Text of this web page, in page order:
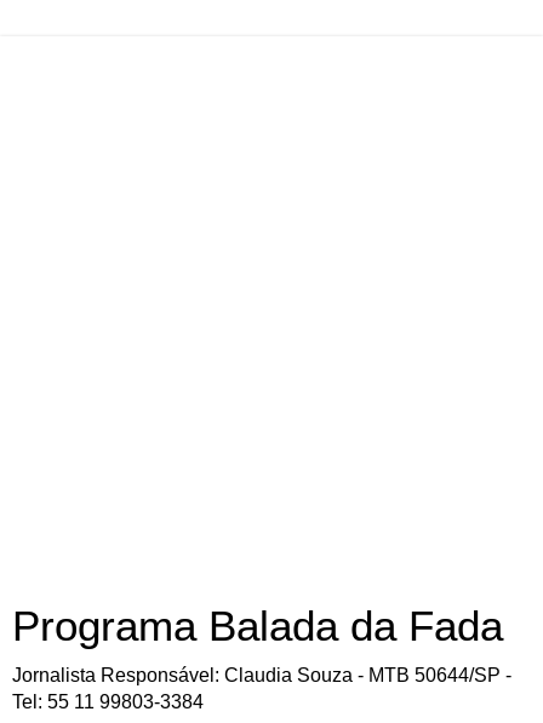
Programa Balada da Fada
Jornalista Responsável: Claudia Souza - MTB 50644/SP -
Tel: 55 11 99803-3384